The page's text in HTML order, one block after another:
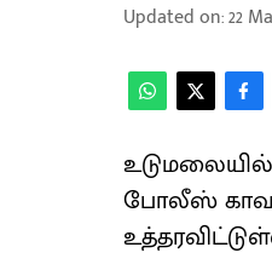
Updated on:22
போலீஸ்